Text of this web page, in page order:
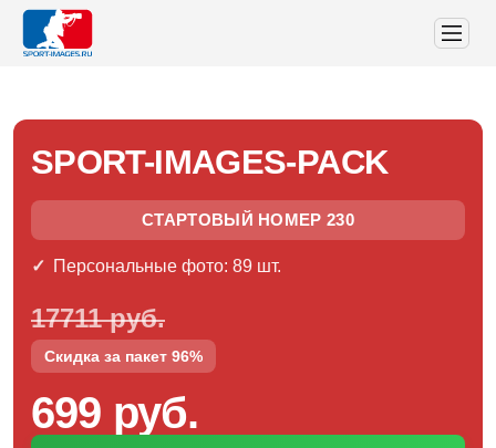
SPORT-IMAGES-PACK
СТАРТОВЫЙ НОМЕР 230
Персональные фото: 89 шт.
17711 руб.
Скидка за пакет 96%
699 руб.